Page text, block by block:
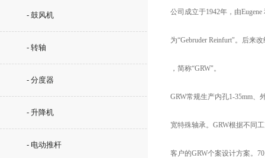
- 鼓风机
- 转轴
- 分度器
- 升降机
- 电动推杆
公司成立于1942年，由
为“Gebruder Reinfurt"。后来
，简称“GRW"。
GRW常规生产内孔1-35mm、
宽特殊轴承。GRW根据不同
客户的GRW个案设计方案。